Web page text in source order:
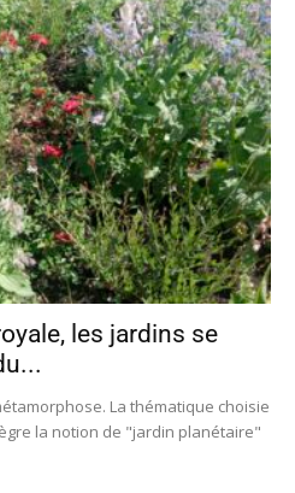
les jardins se
La thématique choisie
la notion de "jardin planétaire"